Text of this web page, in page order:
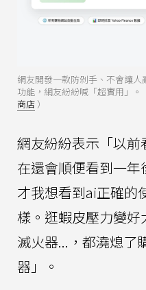
網友開發一款防剁手、不會讓人
功能，網友紛紛喊「超實用」。
商店 ）
網友紛紛表示「以
在還會順便看到一
才我想看到ai正確的
樣。逛蝦皮壓力變
滅火器...，都澆熄了
器」。